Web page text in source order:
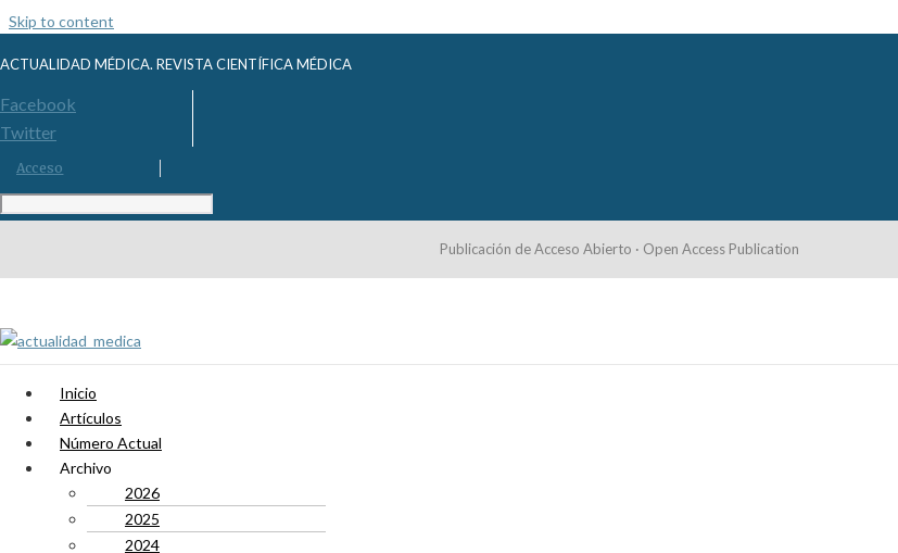
Skip to content
ACTUALIDAD MÉDICA. REVISTA CIENTÍFICA MÉDICA
Facebook
Twitter
Acceso
Publicación de Acceso Abierto · Open Access Publication
Inicio
Artículos
Número Actual
Archivo
2026
2025
2024